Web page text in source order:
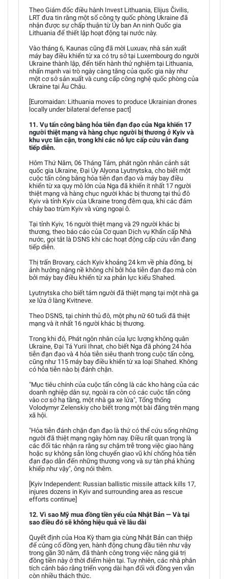
Theo Giám đốc điều hành Invest Lithuania, Elijus Čivilis,
LRT đưa tin rằng một số công ty quốc phòng Ukraine đã
nhận được sự chấp thuận từ Ủy ban An ninh Quốc gia
Lithuania để thiết lập hoạt động tại nước này.
Vào tháng 6, Kaunas cũng đã mời Luxuav, nhà sản xuất
máy bay điều khiển từ xa có trụ sở tại Luxembourg do người
Ukraine thành lập, đến tiến hành thử nghiệm tại Lithuania,
nhấn mạnh vai trò ngày càng tăng của quốc gia này như
một cơ sở sản xuất và cung cấp công nghệ quốc phòng của
Ukraine tại Âu Châu.
[Euromaidan: Lithuania moves to produce Ukrainian drones
locally under bilateral defense pact]
11. Vụ tấn công bằng hỏa tiễn đạn đạo của Nga khiến 17
người thiệt mạng và hàng chục người bị thương ở Kyiv và
khu vực lân cận, trong khi các nỗ lực cấp cứu vẫn đang
tiếp diễn.
Hôm Thứ Năm, 06 Tháng Tám, phát ngôn nhân cảnh sát
quốc gia Ukraine, Đại Úy Alyona Lyutnytska, cho biết một
cuộc tấn công bằng hỏa tiễn đạn đạo và máy bay điều
khiển từ xa quy mô lớn của Nga đã khiến ít nhất 17 người
thiệt mạng và hàng chục người khác bị thương tại thủ đô
Kyiv và tỉnh Kyiv của Ukraine trong đêm qua, khi các đám
cháy bao trùm Kyiv và vùng ngoại ô.
Tại tỉnh Kyiv, 16 người thiệt mạng và 29 người khác bị
thương, theo báo cáo của Cơ quan Dịch vụ Khẩn cấp Nhà
nước, gọi tắt là DSNS khi các hoạt động cấp cứu vẫn đang
tiếp diễn.
Thị trấn Brovary, cách Kyiv khoảng 24 km về phía đông, bị
ảnh hưởng nặng nề không chỉ bởi hỏa tiễn đạn đạo mà còn
bởi máy bay điều khiển từ xa phản lực kiểu Shahed.
Lyutnytska cho biết tám người đã thiệt mạng tại một nhà ga
xe lửa ở làng Kvitneve.
Theo DSNS, tại chính thủ đô, một phụ nữ 60 tuổi đã thiệt
mạng và ít nhất 16 người khác bị thương.
Trong khi đó, Phát ngôn nhân của lực lượng không quân
Ukraine, Đại Tá Yurii Ihnat, cho biết Nga đã phóng 24 hỏa
tiễn đạn đạo và 4 hỏa tiễn siêu thanh trong cuộc tấn công,
cũng như 115 máy bay điều khiển từ xa loại Shahed. Không
có hỏa tiễn nào bị đánh chặn.
"Mục tiêu chính của cuộc tấn công là các kho hàng của các
doanh nghiệp dân sự, ngoài ra còn có các cuộc tấn công
vào cơ sở hạ tầng, một nhà ga xe lửa", Tổng thống
Volodymyr Zelenskiy cho biết trong một bài đăng trên mạng
xã hội.
"Hỏa tiễn đánh chặn đạn đạo là thứ có thể cứu sống những
người đã thiệt mạng ngày hôm nay. Điều rất quan trọng là
các đối tác nhận ra rằng sự chậm trễ trong việc giao hàng
hoặc sự không sẵn lòng chuyển giao vũ khí chống hỏa tiễn
đạn đạo dẫn đến những thương vong và sự tàn phá khủng
khiếp như vậy", ông nói thêm.
[Kyiv Independent: Russian ballistic missile attack kills 17,
injures dozens in Kyiv and surrounding area as rescue
efforts continue]
12. Vì sao Mỹ mua đồng tiền yếu của Nhật Bản — Và tại
sao điều đó sẽ không hiệu quả về lâu dài
Quyết định của Hoa Kỳ tham gia cùng Nhật Bản can thiệp
để củng cố đồng yen, hành động chung đầu tiên như vậy
trong gần 30 năm, đã thành công trong việc nâng giá trị
đồng tiền này ở thời điểm hiện tại. Tuy nhiên, các nhà phân
tích cảnh báo rằng triển vọng dài hạn đối với đồng yen vẫn
còn nhiều thách thức.